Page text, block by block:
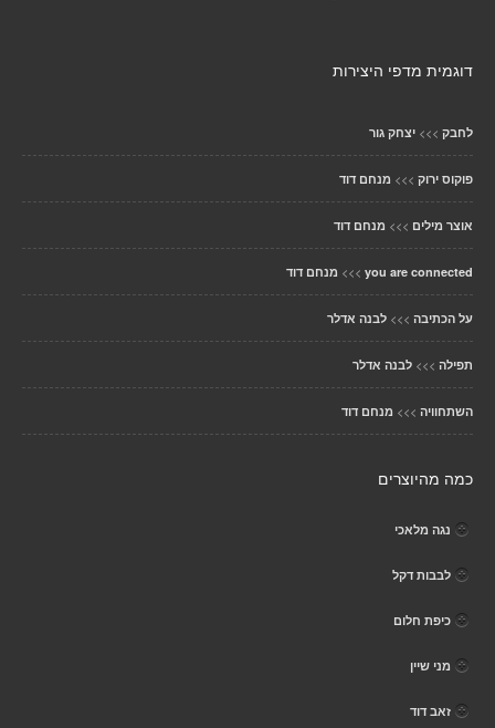
דוגמית מדפי היצירות
לחבק >>> יצחק גור
פוקוס ירוק >>> מנחם דוד
אוצר מילים >>> מנחם דוד
you are connected
>>> מנחם דוד
על הכתיבה >>> לבנה אדלר
תפילה >>> לבנה אדלר
השתחוויה >>> מנחם דוד
כמה מהיוצרים
נגה מלאכי
לבבות דקל
כיפת חלום
מני שיין
זאב דוד